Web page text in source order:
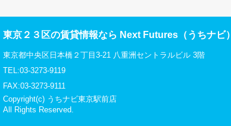
東京２３区の賃貸情報なら Next Futures（うちナビ）
東京都中央区日本橋２丁目3-21 八重洲セントラルビル 3階
TEL:03-3273-9119
FAX:03-3273-9111
Copyright(c) うちナビ東京駅前店
All Rights Reserved.